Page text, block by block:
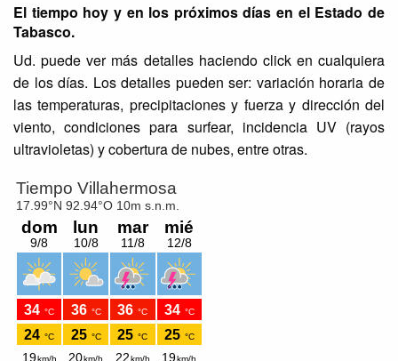
El tiempo hoy y en los próximos días en el Estado de
Tabasco.
Ud. puede ver más detalles haciendo click en cualquiera
de los días. Los detalles pueden ser: variación horaria de
las temperaturas, precipitaciones y fuerza y dirección del
viento, condiciones para surfear, incidencia UV (rayos
ultravioletas) y cobertura de nubes, entre otras.